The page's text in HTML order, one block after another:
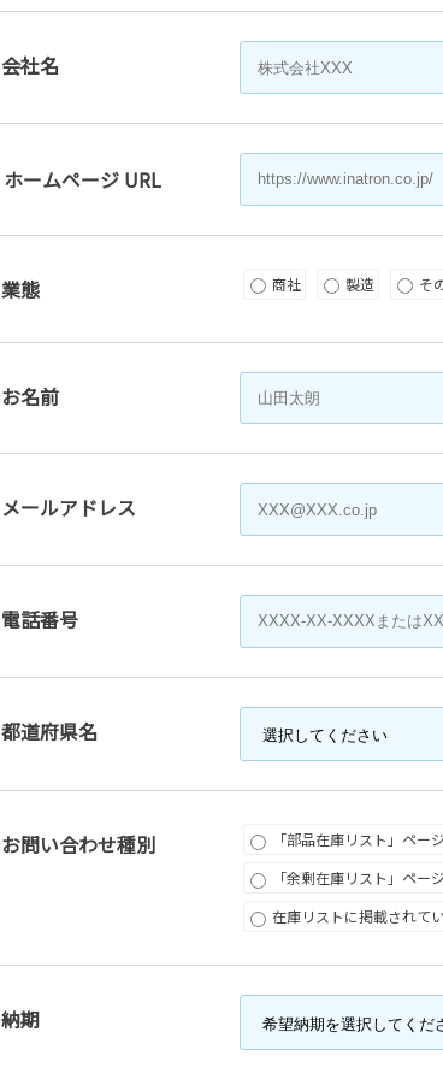
会社名
ホームページ URL
業態 商社 製造 そ
お名前
メールアドレス
電話番号
都道府県名
お問い合わせ種別
「部品在庫リスト」ペー
「余剰在庫リスト」ペー
在庫リストに掲載されて
納期